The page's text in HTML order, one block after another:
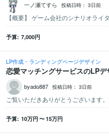
一ノ瀬てすら 投稿日時： 3日前
予算 7,000円
LP作成・ランディングページデザイン
恋愛マッチングサービスのLP
byado887 投稿日時： 3日前
予算 10万円〜15万円